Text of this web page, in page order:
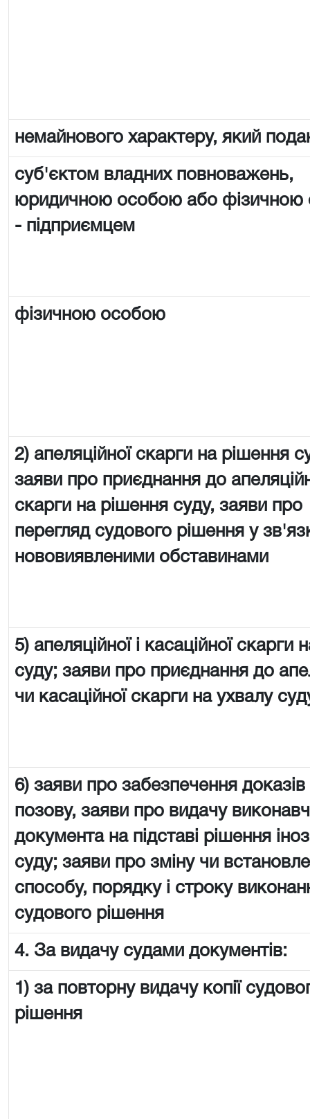
немайнового характеру, який
суб'єктом владних повноважень,
юридичною особою або фізичною
- підприємцем
фізичною особою
2) апеляційної скарги на рішення
заяви про приєднання до
скарги на рішення суду, заяви про
перегляд судового рішення у
нововиявленими обставинами
5) апеляційної і касаційної скарги
суду; заяви про приєднання до
чи касаційної скарги на ухвалу
6) заяви про забезпечення
позову, заяви про видачу
документа на підставі рішення
суду; заяви про зміну чи
способу, порядку і строку
судового рішення
4. За видачу судами документів:
1) за повторну видачу копії
рішення